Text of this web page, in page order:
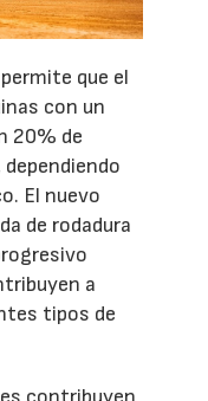
que el
con un
20% de
El nuevo
de rodadura
a
tipos de